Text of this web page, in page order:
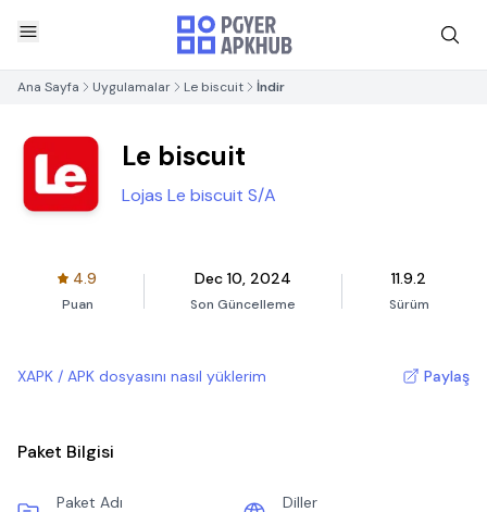
Ana Sayfa Uygulamalar Le biscuit İndir
Le biscuit
Lojas Le biscuit S/A
4.9
Puan
Dec 10, 2024
Son Güncelleme
11.9.2
Sürüm
XAPK / APK dosyasını nasıl yüklerim Paylaş
Paket Bilgisi
Paket Adı Diller